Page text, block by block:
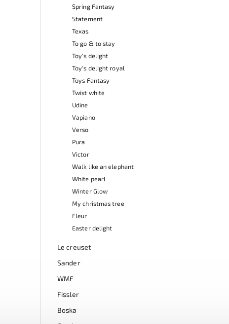
Spring Fantasy
Statement
Texas
To go & to stay
Toy's delight
Toy's delight royal
Toys Fantasy
Twist white
Udine
Vapiano
Verso
Pura
Victor
Walk like an elephant
White pearl
Winter Glow
My christmas tree
Fleur
Easter delight
Le creuset
Sander
WMF
Fissler
Boska